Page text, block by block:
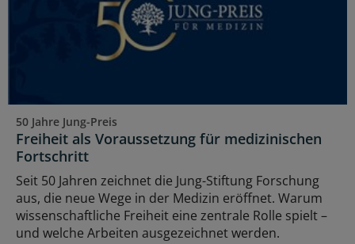
50 Jahre Jung-Preis
Freiheit als Voraussetzung für medizinischen
Fortschritt
Seit 50 Jahren zeichnet die Jung-Stiftung Forschung
aus, die neue Wege in der Medizin eröffnet. Warum
wissenschaftliche Freiheit eine zentrale Rolle spielt –
und welche Arbeiten ausgezeichnet werden.